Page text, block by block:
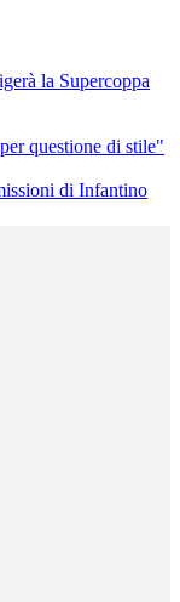
la Supercoppa
questione di stile"
di Infantino